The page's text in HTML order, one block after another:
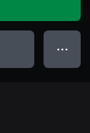
● ● ●